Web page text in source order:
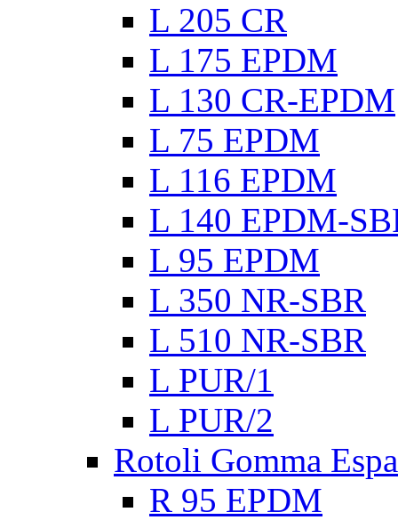
L 205 CR
L 175 EPDM
L 130 CR-EPDM
L 75 EPDM
L 116 EPDM
L 140 EPDM-
L 95 EPDM
L 350 NR-SBR
L 510 NR-SBR
L PUR/1
L PUR/2
Rotoli Gomma
R 95 EPDM